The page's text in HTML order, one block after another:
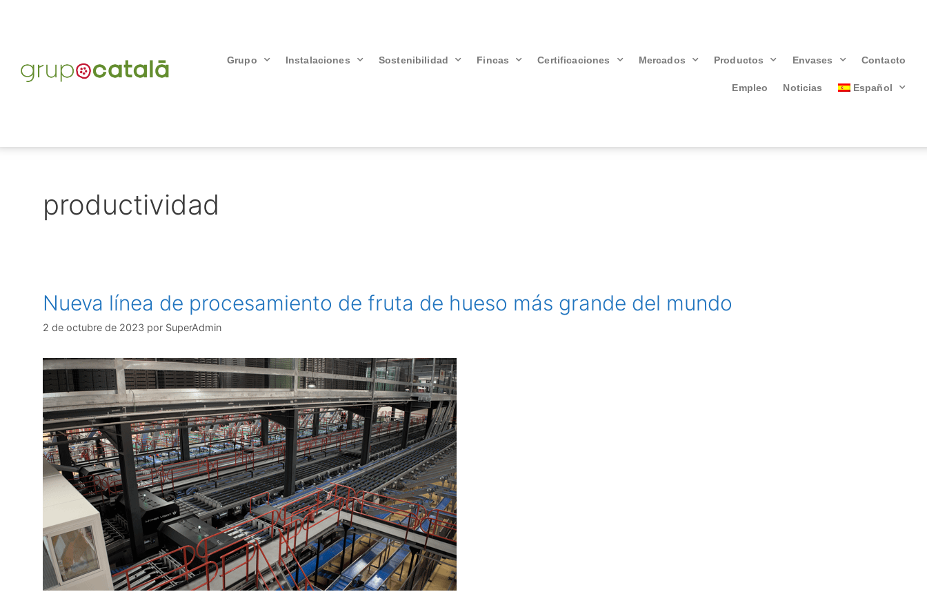
Grupo Instalaciones Sostenibilidad Fincas Certificaciones Mercados Productos Envases Contacto
Empleo Noticias Español
productividad
Nueva línea de procesamiento de fruta de hueso más grande del mundo
2 de octubre de 2023 por SuperAdmin